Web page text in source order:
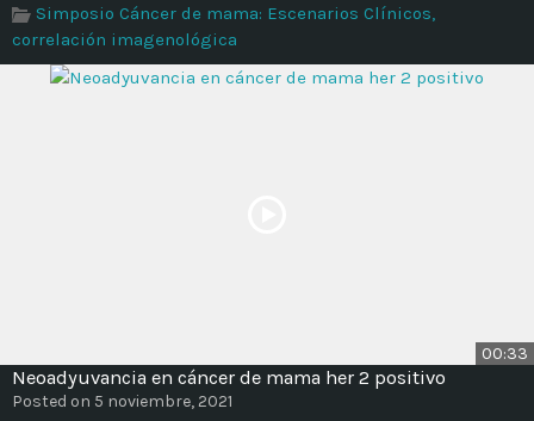
Simposio Cáncer de mama: Escenarios Clínicos,
correlación imagenológica
00:33
Neoadyuvancia en cáncer de mama her 2 positivo
Posted on 5 noviembre, 2021